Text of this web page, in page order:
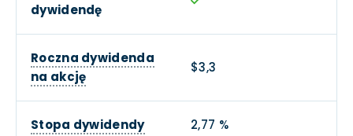
dywidendę
Roczna dywidenda
na akcję
$3,3
Stopa dywidendy 2,77 %